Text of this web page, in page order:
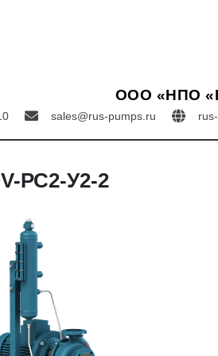
ООО «НПО
10 sales@rus-pumps.ru
РС2-У2-2